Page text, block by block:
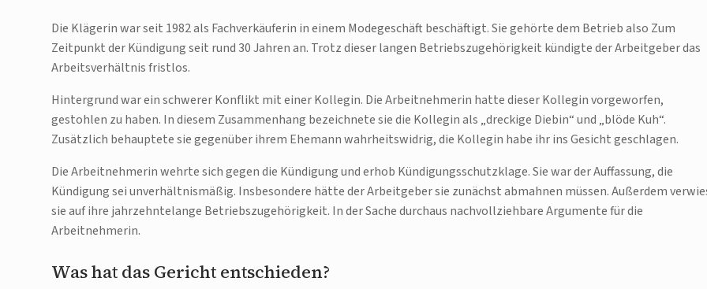
Die Klägerin war seit 1982 als Fachverkäuferin in einem Modegeschäft beschäftigt. Sie gehörte dem Betrieb also Zum
Zeitpunkt der Kündigung seit rund 30 Jahren an. Trotz dieser langen Betriebszugehörigkeit kündigte der Arbeitgeber das
Arbeitsverhältnis fristlos.
Hintergrund war ein schwerer Konflikt mit einer Kollegin. Die Arbeitnehmerin hatte dieser Kollegin vorgeworfen,
gestohlen zu haben. In diesem Zusammenhang bezeichnete sie die Kollegin als „dreckige Diebin“ und „blöde Kuh“.
Zusätzlich behauptete sie gegenüber ihrem Ehemann wahrheitswidrig, die Kollegin habe ihr ins Gesicht geschlagen.
Die Arbeitnehmerin wehrte sich gegen die Kündigung und erhob Kündigungsschutzklage. Sie war der Auffassung, die
Kündigung sei unverhältnismäßig. Insbesondere hätte der Arbeitgeber sie zunächst abmahnen müssen. Außerdem
sie auf ihre jahrzehntelange Betriebszugehörigkeit. In der Sache durchaus nachvollziehbare Argumente für die
Arbeitnehmerin.
Was hat das Gericht entschieden?